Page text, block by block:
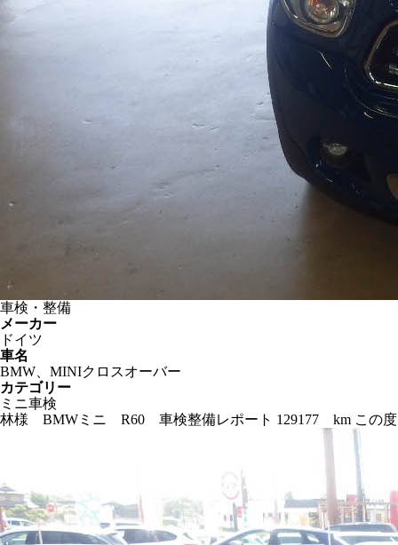
車検・整備
メーカー
ドイツ
車名
BMW、MINIクロスオーバー
カテゴリー
ミニ車検
林様 BMWミニ R60 車検整備レポート 129177 km この度